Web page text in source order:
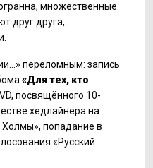
множественные
друг друга,
переломным: запись
«Длятех, кто
посвящённого 10-
хедлайнера на
попадание в
«Русский